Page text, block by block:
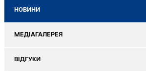
НОВИНИ
МЕДІАГАЛЕРЕЯ
ВІДГУКИ